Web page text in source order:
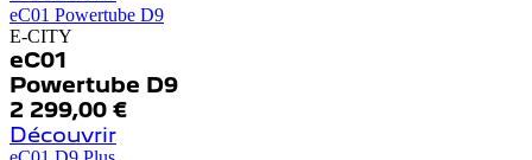
eC01 Powertube D9
E-CITY
eC01
Powertube D9
2 299,00 €
Découvrir